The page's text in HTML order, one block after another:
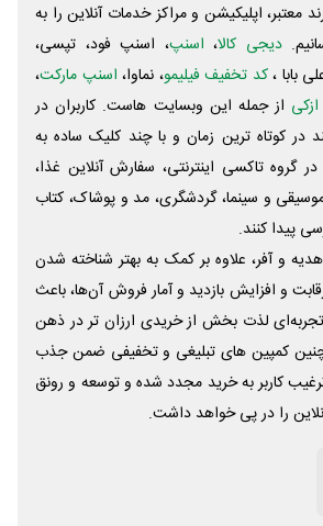
معتبر، اپلیکیشن و مراکز خدمات آنلاین را به
دیجی کالا، اسنپ، اسنپ فود، تپسی،
بابا ،کد تخفیف فیلیمو، نماوا، اسنپ مارکت،
ازکی از جمله این وبسایت ‌هاست. کاربران در
در کوتاه ترین زمان و با چند کلیک ساده به
گروه تاکسی اینترنتی، سفارش آنلاین غذا،
موسیقی و سینما، گردشگری، مد و پوشاک، کتاب
پیدا کنند.
هدیه و آفر، علاوه بر کمک به بهتر شناخته شدن
و افزایش بازدید و آمار فروش آن‌ها، باعث
لذت بخش از خریدی ارزان تر در ذهن
کمپین های تبلیغی و تخفیفی ضمن جذب
کاربر به خرید مجدد شده و توسعه و رونق
را در پی خواهد داشت.